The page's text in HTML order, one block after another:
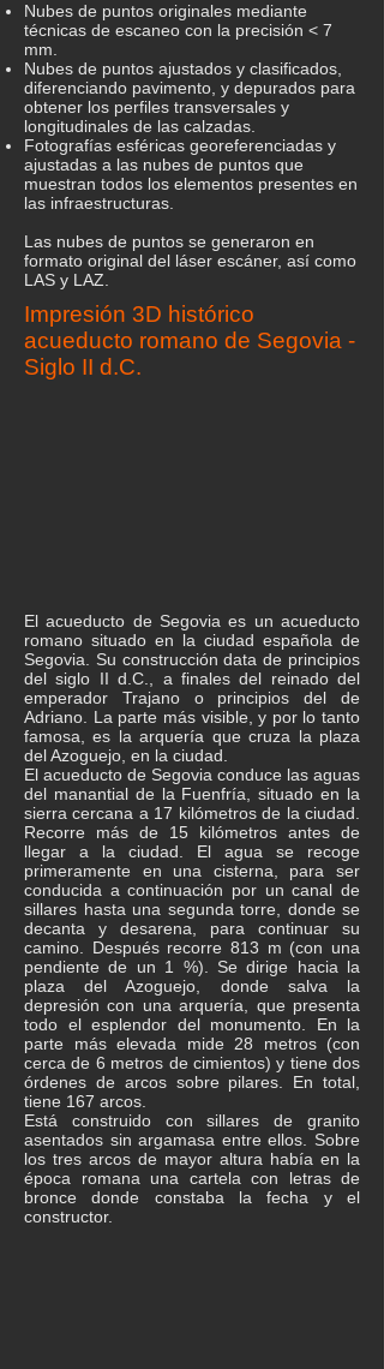
Nubes de puntos originales mediante
técnicas de escaneo con la precisión < 7
mm.
Nubes de puntos ajustados y clasificados,
diferenciando pavimento, y depurados para
obtener los perfiles transversales y
longitudinales de las calzadas.
Fotografías esféricas georeferenciadas y
ajustadas a las nubes de puntos que
muestran todos los elementos presentes en
las infraestructuras.
Las nubes de puntos se generaron en
formato original del láser escáner, así como
LAS y LAZ.
Impresión 3D histórico
acueducto romano de Segovia -
Siglo II d.C.
El acueducto de Segovia es un acueducto
romano situado en la ciudad española de
Segovia. Su construcción data de principios
del siglo II d.C., a finales del reinado del
emperador Trajano o principios del de
Adriano. La parte más visible, y por lo tanto
famosa, es la arquería que cruza la plaza
del Azoguejo, en la ciudad.
El acueducto de Segovia conduce las aguas
del manantial de la Fuenfría, situado en la
sierra cercana a 17 kilómetros de la ciudad.
Recorre más de 15 kilómetros antes de
llegar a la ciudad. El agua se recoge
primeramente en una cisterna, para ser
conducida a continuación por un canal de
sillares hasta una segunda torre, donde se
decanta y desarena, para continuar su
camino. Después recorre 813 m (con una
pendiente de un 1 %). Se dirige hacia la
plaza del Azoguejo, donde salva la
depresión con una arquería, que presenta
todo el esplendor del monumento. En la
parte más elevada mide 28 metros (con
cerca de 6 metros de cimientos) y tiene dos
órdenes de arcos sobre pilares. En total,
tiene 167 arcos.
Está construido con sillares de granito
asentados sin argamasa entre ellos. Sobre
los tres arcos de mayor altura había en la
época romana una cartela con letras de
bronce donde constaba la fecha y el
constructor.